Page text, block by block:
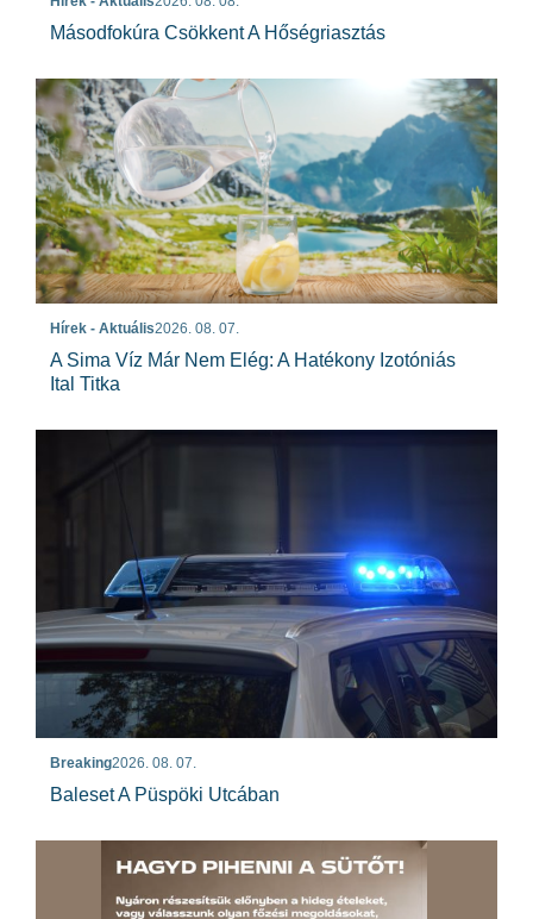
Másodfokúra Csökkent A Hőségriasztás
Hírek - Aktuális2026. 08. 07.
A Sima Víz Már Nem Elég: A Hatékony Izotóniás
Ital Titka
Breaking2026. 08. 07.
Baleset A Püspöki Utcában